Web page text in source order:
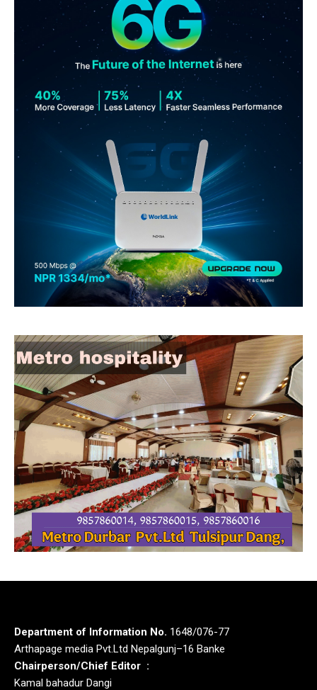
Department of Information No. 1648/076-77
Arthapage media Pvt.Ltd Nepalgunj–16 Banke
Chairperson/Chief Editor :
Kamal bahadur Dangi